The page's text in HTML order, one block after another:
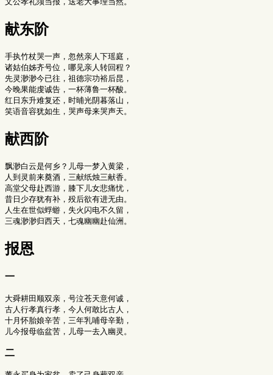
献东阶
手执竹杖哭一声，忽然亲人下瑶庭，
诸姑伯姊齐号位，哪见亲人转回程？
先灵渺渺今已往，祖德宗功裕后昆，
今晚果能虔诚告，一杯薄鲁一杯酸。
红日东升难复还，时晡光阴暮落山，
献西阶
飘渺白云是何乡？儿母一梦入黄梁，
人到灵前来奠酒，三献纸烛三献香。
高堂父母赴西游，膝下儿女悲痛忧，
昔日少存犹有补，殁后欲有进无由。
人生在世似蜉蝣，失火闪电不久留，
报恩
一
大舜耕田顺双亲，号泣苍天意何诚，
古人行孝真行孝，今人何敢比古人，
十月怀胎娘辛苦，三年乳哺母辛勤，
二